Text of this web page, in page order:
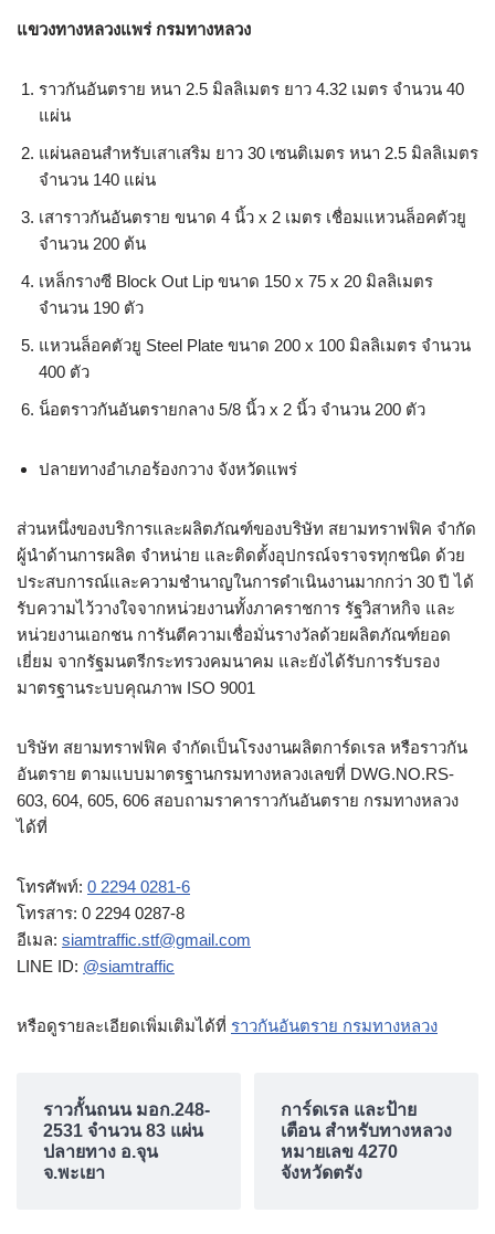
แขวงทางหลวงแพร่ กรมทางหลวง
ราวกันอันตราย หนา 2.5 มิลลิเมตร ยาว 4.32 เมตร จำนวน 40
แผ่น
แผ่นลอนสำหรับเสาเสริม ยาว 30 เซนติเมตร หนา 2.5 มิลลิเมตร
จำนวน 140 แผ่น
เสาราวกันอันตราย ขนาด 4 นิ้ว x 2 เมตร เชื่อมแหวนล็อคตัวยู
จำนวน 200 ต้น
เหล็กรางซี Block Out Lip ขนาด 150 x 75 x 20 มิลลิเมตร
จำนวน 190 ตัว
แหวนล็อคตัวยู Steel Plate ขนาด 200 x 100 มิลลิเมตร จำนวน
400 ตัว
น็อตราวกันอันตรายกลาง 5/8 นิ้ว x 2 นิ้ว จำนวน 200 ตัว
ปลายทางอำเภอร้องกวาง จังหวัดแพร่
ส่วนหนึ่งของบริการและผลิตภัณฑ์ของบริษัท สยามทราฟฟิค จำกัด
ผู้นำด้านการผลิต จำหน่าย และติดตั้งอุปกรณ์จราจรทุกชนิด ด้วย
ประสบการณ์และความชำนาญในการดำเนินงานมากกว่า 30 ปี ได้
รับความไว้วางใจจากหน่วยงานทั้งภาคราชการ รัฐวิสาหกิจ และ
หน่วยงานเอกชน การันตีความเชื่อมั่นรางวัลด้วยผลิตภัณฑ์ยอด
เยี่ยม จากรัฐมนตรีกระทรวงคมนาคม และยังได้รับการรับรอง
มาตรฐานระบบคุณภาพ ISO 9001
บริษัท สยามทราฟฟิค จำกัดเป็นโรงงานผลิตการ์ดเรล หรือราวกัน
อันตราย ตามแบบมาตรฐานกรมทางหลวงเลขที่ DWG.NO.RS-
603, 604, 605, 606 สอบถามราคาราวกันอันตราย กรมทางหลวง
ได้ที่
โทรศัพท์: 0 2294 0281-6
โทรสาร: 0 2294 0287-8
อีเมล: siamtraffic.stf@gmail.com
LINE ID: @siamtraffic
หรือดูรายละเอียดเพิ่มเติมได้ที่ ราวกันอันตราย กรมทางหลวง
ราวกั้นถนน มอก.248-
2531 จำนวน 83 แผ่น
ปลายทาง อ.จุน
จ.พะเยา
การ์ดเรล และป้าย
เตือน สำหรับทางหลวง
หมายเลข 4270
จังหวัดตรัง